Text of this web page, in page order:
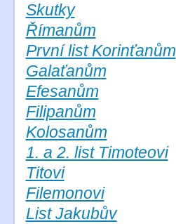
Skutky
Římanům
První list Korinťanům
Galaťanům
Efesanům
Filipanům
Kolosanům
1. a 2. list Timoteovi
Titovi
Filemonovi
List Jakubův